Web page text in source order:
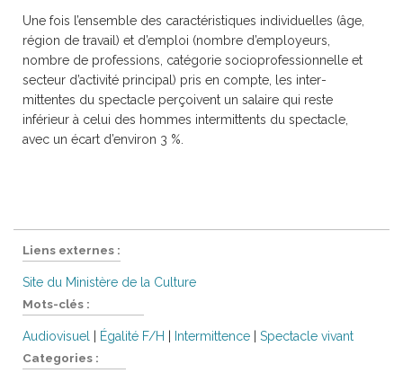
Une fois l’ensemble des caractéristiques indi­viduelles (âge,
région de travail) et d’emploi (nombre d’employeurs,
nombre de profes­sions, catégorie socioprofessionnelle et
secteur d’activité principal) pris en compte, les inter­
mittentes du spectacle perçoivent un salaire qui reste
inférieur à celui des hommes intermittents du spectacle,
avec un écart d’environ 3 %.
Liens externes :
Site du Ministère de la Culture
Mots-clés :
Audiovisuel Égalité F/H Intermittence
Spectacle vivant
Categories :